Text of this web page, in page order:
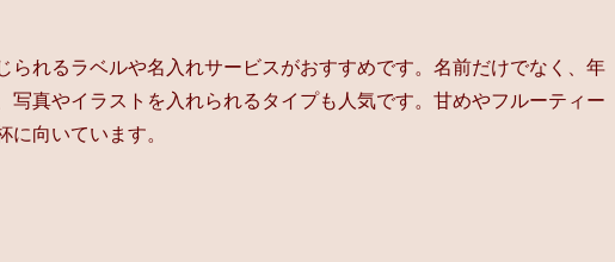
られるラベルや名入れサービスがおすすめです。名前だけでなく、年
写真やイラストを入れられるタイプも人気です。甘めやフルーティー
向いています。